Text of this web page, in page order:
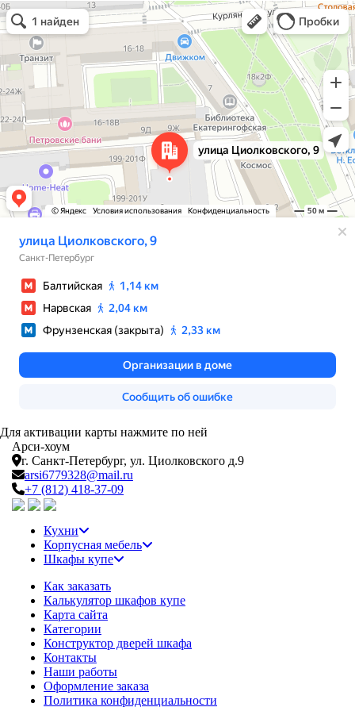
Для активации карты нажмите по ней
Арси-хоум
г. Санкт-Петербург, ул. Циолковского д.9
arsi6779328@mail.ru
+7 (812) 418-37-09
Кухни
Корпусная мебель
Шкафы купе
Как заказать
Калькулятор шкафов купе
Карта сайта
Категории
Конструктор дверей шкафа
Контакты
Наши работы
Оформление заказа
Политика конфиденциальности